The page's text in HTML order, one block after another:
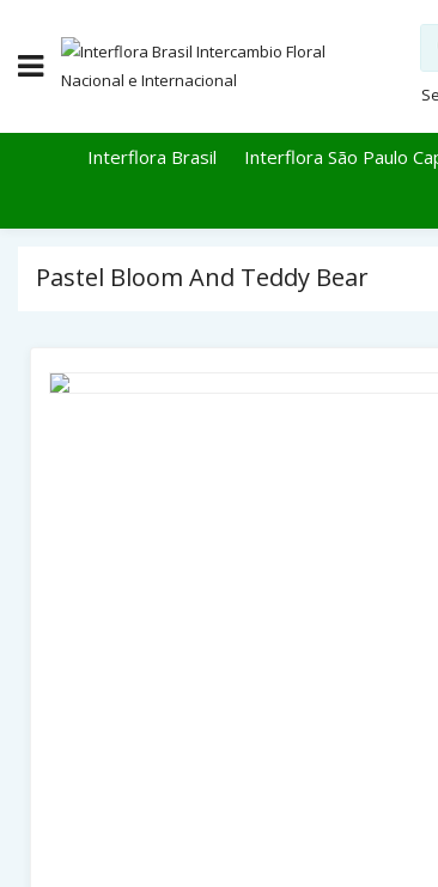
Interflora Brasil Interflora São Paulo
Pastel Bloom And Teddy Bear